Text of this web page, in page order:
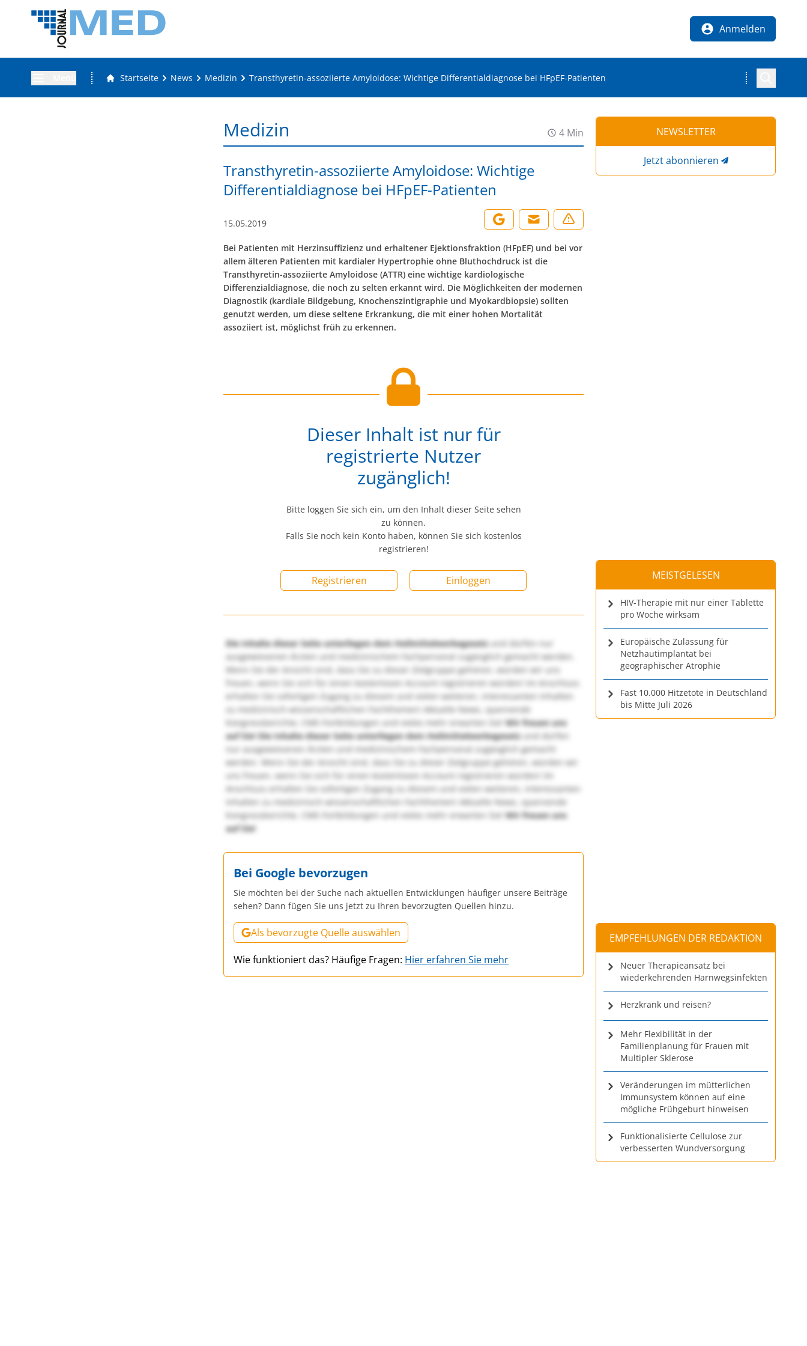
Anmelden
Startseite News Medizin Transthyretin-assoziierte Amyloidose: Wichtige Differentialdiagnose bei HFpEF-Patienten
Medizin 4 Min
Transthyretin-assoziierte Amyloidose: Wichtige
Differentialdiagnose bei HFpEF-Patienten
15.05.2019
Bei Patienten mit Herzinsuffizienz und erhaltener Ejektionsfraktion (HFpEF) und bei vor
allem älteren Patienten mit kardialer Hypertrophie ohne Bluthochdruck ist die
Transthyretin-assoziierte Amyloidose (ATTR) eine wichtige kardiologische
Differenzialdiagnose, die noch zu selten erkannt wird. Die Möglichkeiten der modernen
Diagnostik (kardiale Bildgebung, Knochenszintigraphie und Myokardbiopsie) sollten
genutzt werden, um diese seltene Erkrankung, die mit einer hohen Mortalität
assoziiert ist, möglichst früh zu erkennen.
Dieser Inhalt ist nur für
registrierte Nutzer
zugänglich!
Bitte loggen Sie sich ein, um den Inhalt dieser Seite sehen
zu können.
Falls Sie noch kein Konto haben, können Sie sich kostenlos
registrieren!
Registrieren Einloggen
Die Inhalte dieser Seite unterliegen dem Heilmittelwerbegesetzund dürfen nur
ausgewiesenen Ärzten und medizinischem Fachpersonal zugänglich gemacht werden.
Wenn Sie der Ansicht sind, dass Sie zu dieser Zielgruppe gehören, würden wir uns
freuen, wenn Sie sich für einen kostenlosen Account registrieren würden! Im Anschluss
erhalten Sie sofortigen Zugang zu diesem und vielen weiteren, interessanten Inhalten
zu medizinisch-wissenschaftlichen Fachthemen! Aktuelle News, spannende
Kongressberichte, CME-Fortbildungen und vieles mehr erwarten Sie!Wir freuen uns
auf Sie! Die Inhalte dieser Seite unterliegen dem Heilmittelwerbegesetzund dürfen
nur ausgewiesenen Ärzten und medizinischem Fachpersonal zugänglich gemacht
werden. Wenn Sie der Ansicht sind, dass Sie zu dieser Zielgruppe gehören, würden wir
uns freuen, wenn Sie sich für einen kostenlosen Account registrieren würden! Im
Anschluss erhalten Sie sofortigen Zugang zu diesem und vielen weiteren, interessanten
Inhalten zu medizinisch-wissenschaftlichen Fachthemen! Aktuelle News, spannende
Kongressberichte, CME-Fortbildungen und vieles mehr erwarten Sie! Wir freuen uns
auf Sie!
Bei Google bevorzugen
Sie möchten bei der Suche nach aktuellen Entwicklungen häufiger unsere Beiträge
sehen? Dann fügen Sie uns jetzt zu Ihren bevorzugten Quellen hinzu.
Als bevorzugte Quelle auswählen
Wie funktioniert das? Häufige Fragen: Hier erfahren Sie mehr
NEWSLETTER
Jetzt abonnieren
MEISTGELESEN
HIV-Therapie mit nur einer Tablette
pro Woche wirksam
Europäische Zulassung für
Netzhautimplantat bei
geographischer Atrophie
Fast 10.000 Hitzetote in Deutschland
bis Mitte Juli 2026
EMPFEHLUNGEN DER REDAKTION
Neuer Therapieansatz bei
wiederkehrenden Harnwegsinfekten
Herzkrank und reisen?
Mehr Flexibilität in der
Familienplanung für Frauen mit
Multipler Sklerose
Veränderungen im mütterlichen
Immunsystem können auf eine
mögliche Frühgeburt hinweisen
Funktionalisierte Cellulose zur
verbesserten Wundversorgung